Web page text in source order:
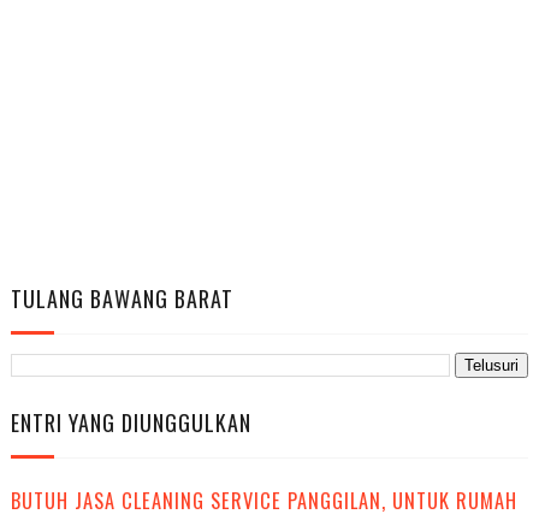
TULANG BAWANG BARAT
ENTRI YANG DIUNGGULKAN
BUTUH JASA CLEANING SERVICE PANGGILAN, UNTUK RUMAH